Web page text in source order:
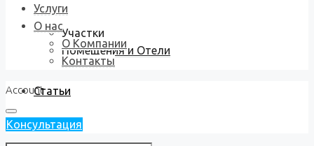
Участки
Помещения и Отели
Статьи
Услуги
О нас
О Компании
Контакты
Account
Консультация